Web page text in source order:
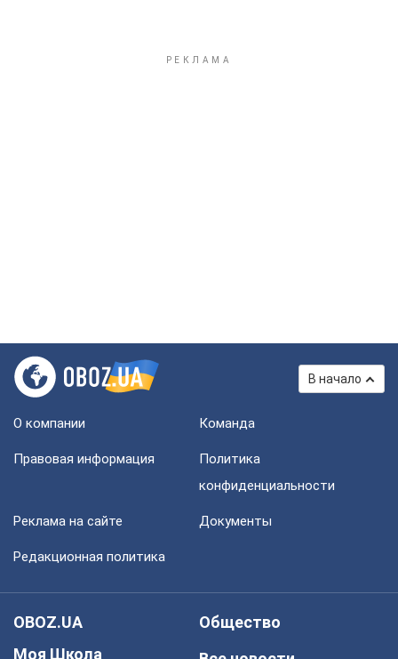
В начало
О компании Команда
Правовая информация
Политика
конфиденциальности
Реклама на сайте Документы
Редакционная политика
OBOZ.UA
Моя Школа
Общество